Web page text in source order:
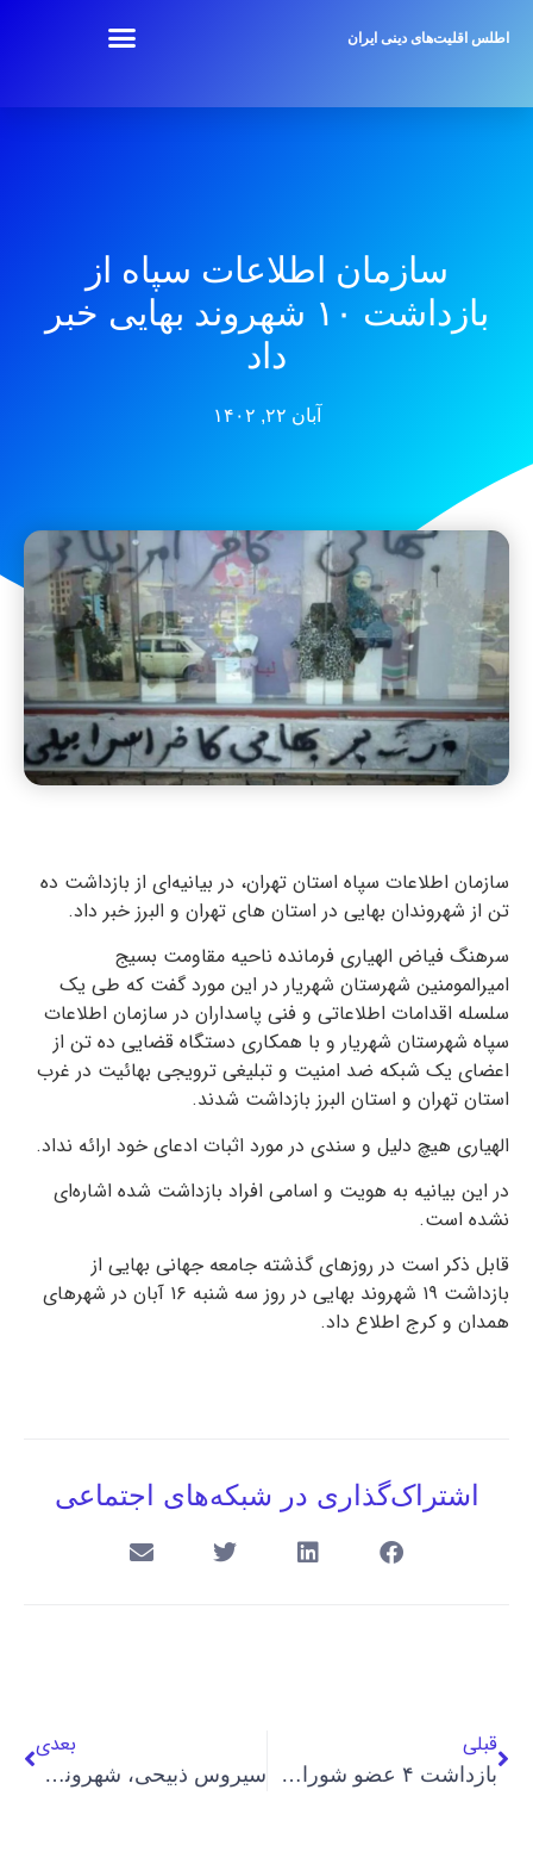
اطلس اقلیت‌های دینی ایران
سازمان اطلاعات سپاه از
بازداشت ۱۰ شهروند بهایی خبر
داد
آبان ۲۲, ۱۴۰۲
سازمان اطلاعات سپاه استان تهران، در بیانیه‌ای از بازداشت ده
تن از شهروندان بهایی در استان های تهران و البرز خبر داد.
سرهنگ فیاض الهیاری فرمانده ناحیه مقاومت بسیج
امیرالمومنین شهرستان شهریار در این مورد گفت که طی یک
سلسله اقدامات اطلاعاتی و فنی پاسداران در سازمان اطلاعات
سپاه شهرستان شهریار و با همکاری دستگاه قضایی ده تن از
اعضای یک شبکه ضد امنیت و تبلیغی ترویجی بهائیت در غرب
استان تهران و استان البرز بازداشت شدند.
الهیاری هیچ دلیل و سندی در مورد اثبات ادعای خود ارائه نداد.
در این بیانیه به هویت و اسامی افراد بازداشت شده اشاره‌ای
نشده است.
قابل ذکر است در روزهای گذشته جامعه جهانی بهایی از
بازداشت ۱۹ شهروند بهایی در روز سه شنبه ۱۶ آبان در شهرهای
همدان و کرج اطلاع داد.
اشتراک‌گذاری در شبکه‌های اجتماعی
قبلی
بازداشت ۴ عضو شورای مشورتی فعالان مدنی یارسان
بعدی
سیروس ذبیحی، شهروند بهایی به هشت سال زندان محکوم شد